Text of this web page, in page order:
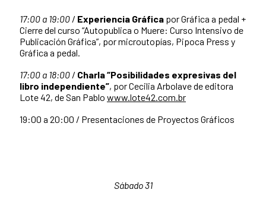
17:00 a 19:00 / Experiencia Gráfica por Gráfica a pedal +
Cierre del curso “Autopublica o Muere: Curso Intensivo de
Publicación Gráfica”, por microutopías, Pipoca Press y
Gráfica a pedal.
17:00 a 18:00 / Charla “Posibilidades expresivas del
libro independiente”, por Cecilia Arbolave de editora
Lote 42, de San Pablo www.lote42.com.br
19:00 a 20:00 / Presentaciones de Proyectos Gráficos
Sábado 31